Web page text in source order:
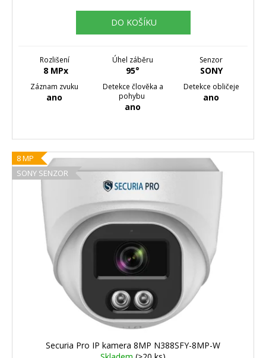
DO KOŠÍKU
Rozlišení
8 MPx
Úhel záběru
95°
Senzor
SONY
Záznam zvuku
ano
Detekce člověka a
pohybu
ano
Detekce obličeje
ano
8 MP
SONY SENZOR
Securia Pro IP kamera 8MP N388SFY-8MP-W